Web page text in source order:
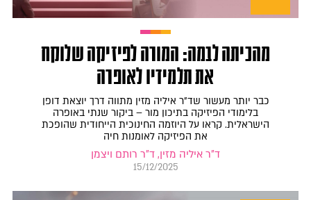
מהכיתה לבמה: המורה לפיזיקה שלוקח
את תלמידיו לאופרה
כבר יותר מעשור שד"ר איליה מזין מתווה דרך יוצאת דופן
בלימודי הפיזיקה בתיכון מור – ביקור שנתי באופרה
הישראלית. קראו על היוזמה החינוכית הייחודית שהופכת
את הפיזיקה לאומנות חיה
ד"ר איליה מזין, ד"ר רותם ויצמן
15/12/2025